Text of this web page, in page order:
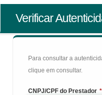
Verificar
Para consultar a
clique em consultar.
CNPJ/CPF do Prestador *